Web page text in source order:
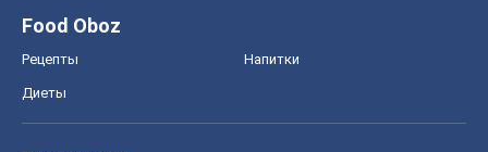
Food Oboz
Рецепты Напитки
Диеты